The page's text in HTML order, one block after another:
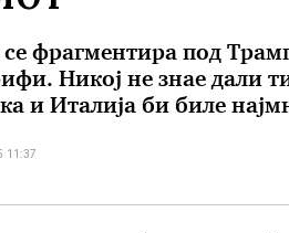
фрагментира под
Никој не знае дали
и Италија би биле
11:37